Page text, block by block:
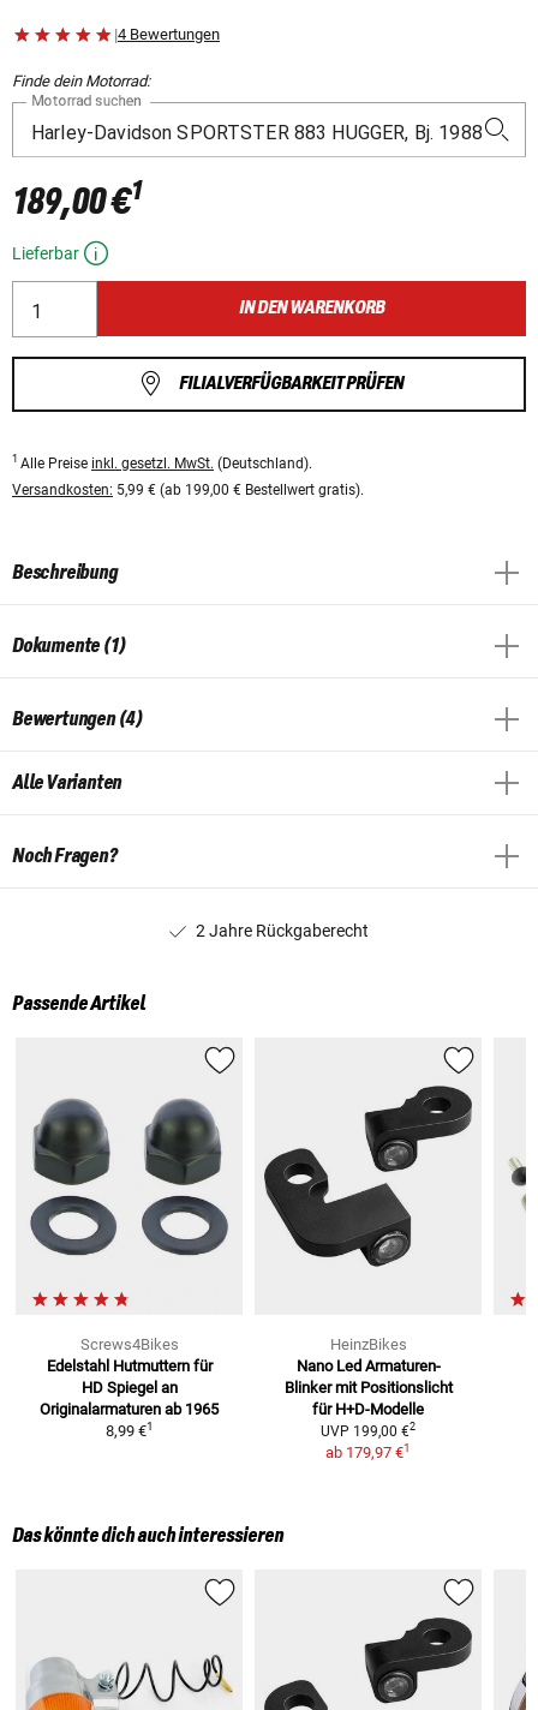
|4 Bewertungen
Finde dein Motorrad:
Motorrad suchen
189,00 €1
Lieferbar
IN DEN WARENKORB
FILIALVERFÜGBARKEIT PRÜFEN
1 Alle Preise inkl. gesetzl. MwSt. (Deutschland).
Versandkosten: 5,99 € (ab 199,00 € Bestellwert gratis).
Beschreibung
Dokumente (1)
Bewertungen (4)
Alle Varianten
Noch Fragen?
2 Jahre Rückgaberecht
Passende Artikel
Screws4Bikes
Edelstahl Hutmuttern für
HD Spiegel an
Originalarmaturen ab 1965
8,99 €1
HeinzBikes
Nano Led Armaturen-
Blinker mit Positionslicht
für H+D-Modelle
UVP 199,00 €2
ab 179,97 €1
Das könnte dich auch interessieren